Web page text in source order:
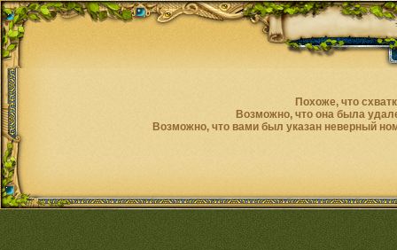
Похоже, что
Возможно, что она была
Возможно, что вами был указан неверный